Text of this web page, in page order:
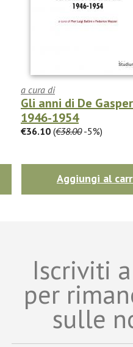
a cura di
Gli anni di De
1946-1954
€36.10 (€38.00-5%)
Aggiungi al
Iscriviti
per
sulle